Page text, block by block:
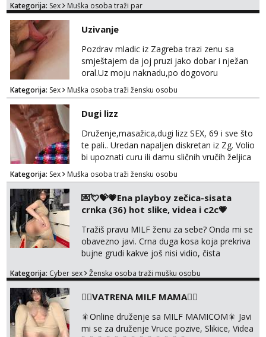
trata.vrh@gmail.com
Kategorija: Sex Muška osoba traži par
Uzivanje
Pozdrav mladic iz Zagreba trazi zenu sa
smještajem da joj pruzi jako dobar i nježan
oral.Uz moju naknadu,po dogovoru
.Diskrecija osigurana.
Kategorija: Sex Muška osoba traži žensku osobu
Dugi lizz
Druženje,masažica,dugi lizz SEX, 69 i sve što
te pali.. Uredan napaljen diskretan iz Zg. Volio
bi upoznati curu ili damu sličnih vručih željica
za zajedničko ugodno i strastveno druženje.
Prostor imam, diskr max. A i mobilan 🚗 sam.
Kategorija: Sex Muška osoba traži žensku osobu
💌💘💝💗Ena playboy zečica-sisata
crnka (36) hot slike, videa i c2c💗
Tražiš pravu MILF ženu za sebe? Onda mi se
obavezno javi. Crna duga kosa koja prekriva
bujne grudi kakve još nisi vidio, čista
pričam. Prave pune usne koje će ti se urezati
Uvijek sam spremna za ONLOINE zabavu.
Volim vruće u porukama uz pokoju fotku.
Radim slikice i videa po tvojoj želji te imam
Kategorija: Cyber sex Ženska osoba traži mušku osobu
❤️‍🔥VATRENA MILF MAMA❤️‍🔥
🎇Online druženje sa MILF MAMICOM🎇 Javi
mi se za druženje Vruce pozive, Slikice, Videa